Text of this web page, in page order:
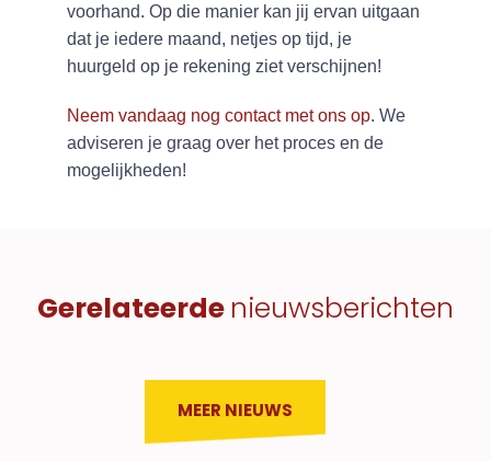
voorhand. Op die manier kan jij ervan uitgaan
dat je iedere maand, netjes op tijd, je
huurgeld op je rekening ziet verschijnen!
Neem vandaag nog contact met ons op. We
adviseren je graag over het proces en de
mogelijkheden!
Gerelateerde nieuwsberichten
MEER NIEUWS